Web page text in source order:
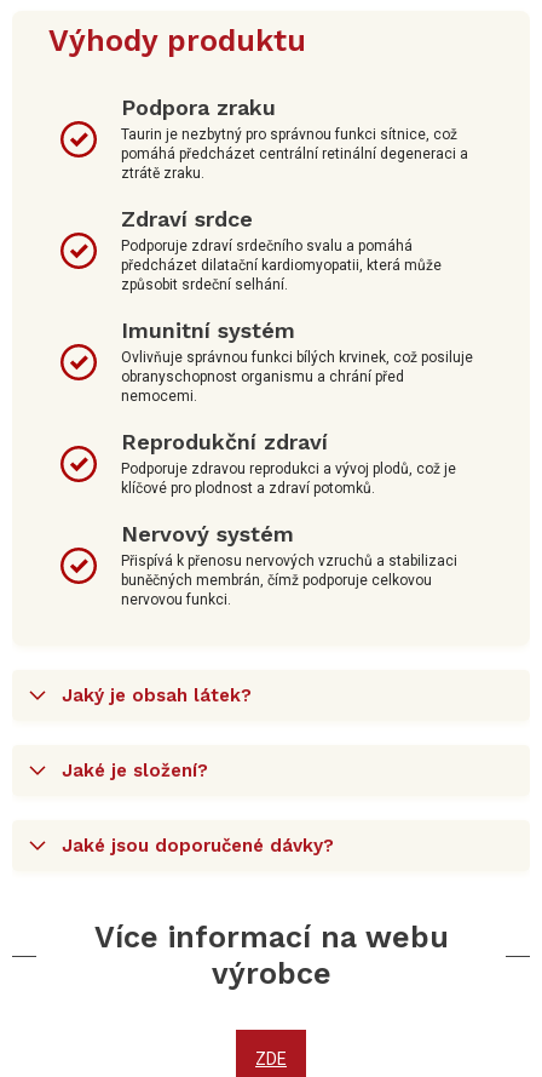
Výhody produktu
Podpora zraku
Taurin je nezbytný pro správnou funkci sítnice, což
pomáhá předcházet centrální retinální degeneraci a
ztrátě zraku.
Zdraví srdce
Podporuje zdraví srdečního svalu a pomáhá
předcházet dilatační kardiomyopatii, která může
způsobit srdeční selhání.
Imunitní systém
Ovlivňuje správnou funkci bílých krvinek, což posiluje
obranyschopnost organismu a chrání před
nemocemi.
Reprodukční zdraví
Podporuje zdravou reprodukci a vývoj plodů, což je
klíčové pro plodnost a zdraví potomků.
Nervový systém
Přispívá k přenosu nervových vzruchů a stabilizaci
buněčných membrán, čímž podporuje celkovou
nervovou funkci.
Jaký je obsah látek?
Jaké je složení?
Jaké jsou doporučené dávky?
Více informací na webu
výrobce
ZDE